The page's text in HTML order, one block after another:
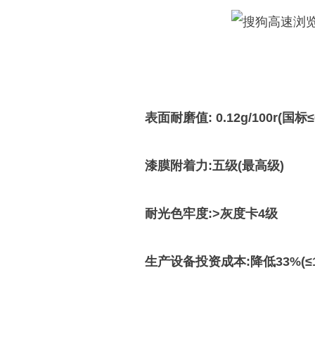
表面耐磨值: 0.12g/100r(国标
漆膜附着力:五级(最高级)
耐光色牢度:>灰度卡4级
生产设备投资成本:降低